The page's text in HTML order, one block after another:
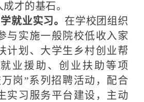
才的基石。
就业实习。 在学校团组织
与实施一般院校低收入家
计划、大学生乡村创业帮
业援助、创业扶助等项
岗”系列招聘活动，配合
实习服务平台建设，主动